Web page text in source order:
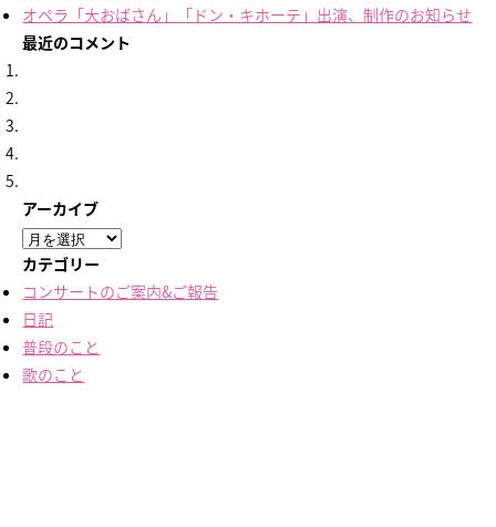
オペラ「大おばさん」「ドン・キホーテ」出演、制作のお知らせ
最近のコメント
アーカイブ
ア
ー
カ
イ
ブ
カテゴリー
コンサートのご案内&ご報告
日記
普段のこと
歌のこと